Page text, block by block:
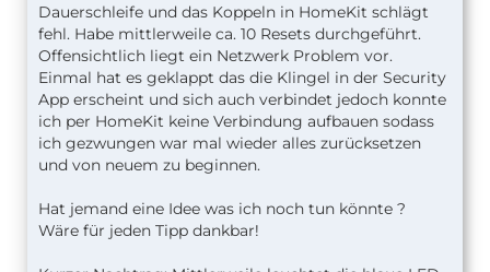
Dauerschleife und das Koppeln in HomeKit schlägt
fehl. Habe mittlerweile ca. 10 Resets durchgeführt.
Offensichtlich liegt ein Netzwerk Problem vor.
Einmal hat es geklappt das die Klingel in der Security
App erscheint und sich auch verbindet jedoch konnte
ich per HomeKit keine Verbindung aufbauen sodass
ich gezwungen war mal wieder alles zurücksetzen
und von neuem zu beginnen.
Hat jemand eine Idee was ich noch tun könnte ?
Wäre für jeden Tipp dankbar!